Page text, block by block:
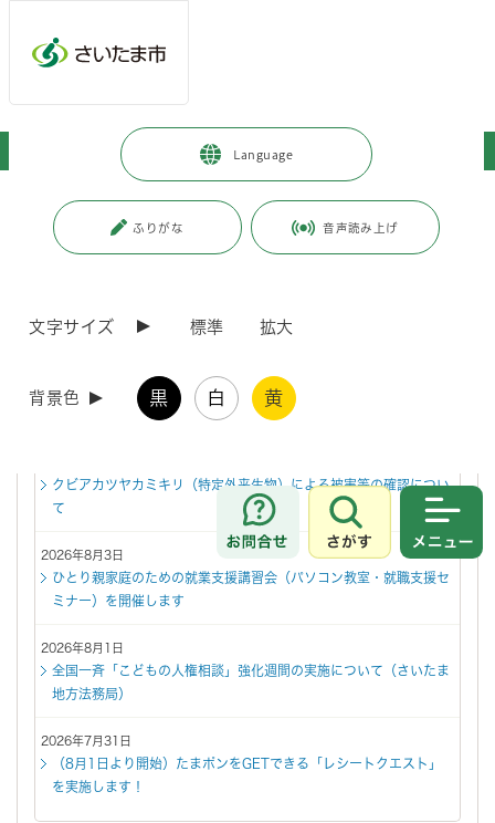
Language
ふりがな 音声読み上げ
文字サイズ 標準 拡大
背景色 黒 白 黄
お問合せ
さがす
暮らし・手続き > 住まい・暮らし・相談
住まい・暮らし・相談
2026年8月6日
クビアカツヤカミキリ（特定外来生物）による被害等の確認につい
て
2026年8月3日
ひとり親家庭のための就業支援講習会（パソコン教室・就職支援セ
ミナー）を開催します
2026年8月1日
全国一斉「こどもの人権相談」強化週間の実施について（さいたま
地方法務局）
2026年7月31日
（8月1日より開始）たまポンをGETできる「レシートクエスト」
を実施します！